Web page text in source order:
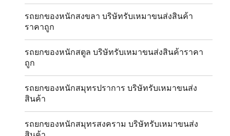
รถยกของหนักสงขลา บริษัทรับเหมาขนส่งสินค้า
ราคาถูก
รถยกของหนักสตูล บริษัทรับเหมาขนส่งสินค้าราคา
ถูก
รถยกของหนักสมุทรปราการ บริษัทรับเหมาขนส่ง
สินค้า
รถยกของหนักสมุทรสงคราม บริษัทรับเหมาขนส่ง